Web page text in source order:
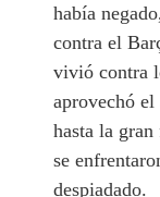
había
contra el
vivió contra
aprovechó
hasta la
se
despiadado.